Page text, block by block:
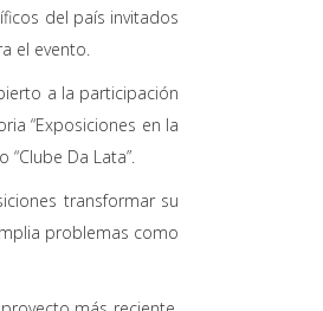
del país invitados
el evento.
a la participación
“Exposiciones en la
Da Lata”.
transformar su
problemas como